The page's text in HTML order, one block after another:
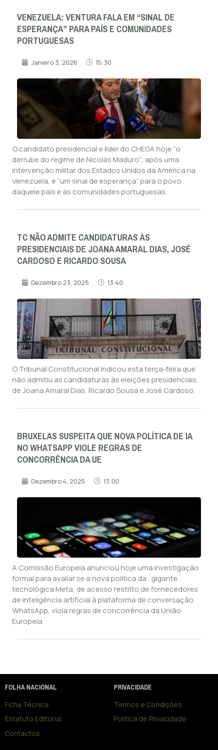
VENEZUELA: VENTURA FALA EM “SINAL DE
ESPERANÇA” PARA PAÍS E COMUNIDADES
PORTUGUESAS
Janeiro 3, 2026 15:30
O candidato presidencial e líder do CHEGA hoje “o
derrube do regime de Nicolás Maduro“, após uma
intervenção militar dos Estados Unidos da América na
Venezuela, é “um sinal de esperança” para o povo
daquele país e as comunidades portuguesas.
TC NÃO ADMITE CANDIDATURAS ÀS
PRESIDENCIAIS DE JOANA AMARAL DIAS, JOSÉ
CARDOSO E RICARDO SOUSA
Dezembro 23, 2025 13:40
O Tribunal Constitucional indicou esta terça-feira que
não admitiu as candidaturas às eleições presidenciais
de Joana Amaral Dias, Ricardo Sousa e José Cardoso.
BRUXELAS SUSPEITA QUE NOVA POLÍTICA DE IA
NO WHATSAPP VIOLE REGRAS DE
CONCORRÊNCIA DA UE
Dezembro 4, 2025 13:00
A Comissão Europeia anunciou hoje uma investigação
formal para avaliar se a nova política da `gigante`
tecnológica Meta, de acesso restrito de fornecedores
de inteligência artificial à plataforma de conversação
WhatsApp, viola regras de concorrência da União
Europeia.
FOLHA NACIONAL
Ficha Técnica
Estatuto Editorial
Contactos
PRIVACIDADE
Termos e Condições
Política de Privacidade